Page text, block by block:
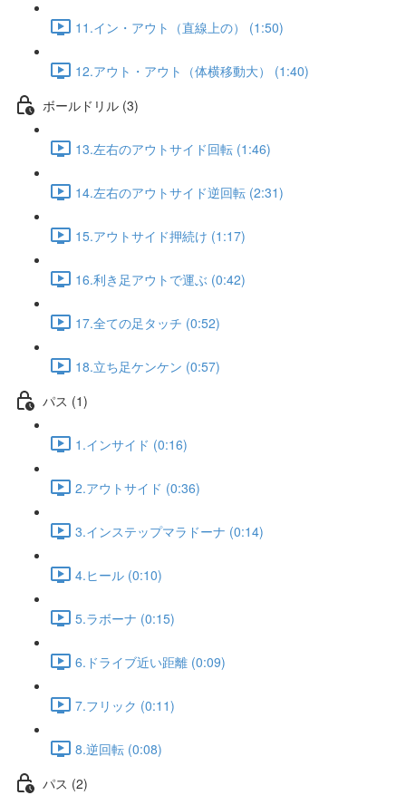
11.イン・アウト（直線上の） (1:50)
12.アウト・アウト（体横移動大） (1:40)
ボールドリル (3)
13.左右のアウトサイド回転 (1:46)
14.左右のアウトサイド逆回転 (2:31)
15.アウトサイド押続け (1:17)
16.利き足アウトで運ぶ (0:42)
17.全ての足タッチ (0:52)
18.立ち足ケンケン (0:57)
パス (1)
1.インサイド (0:16)
2.アウトサイド (0:36)
3.インステップマラドーナ (0:14)
4.ヒール (0:10)
5.ラボーナ (0:15)
6.ドライブ近い距離 (0:09)
7.フリック (0:11)
8.逆回転 (0:08)
パス (2)